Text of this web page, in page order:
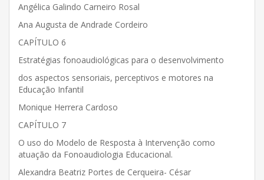
Angélica Galindo Carneiro Rosal
Ana Augusta de Andrade Cordeiro
CAPÍTULO 6
Estratégias fonoaudiológicas para o desenvolvimento
dos aspectos sensoriais, perceptivos e motores na
Educação Infantil
Monique Herrera Cardoso
CAPÍTULO 7
O uso do Modelo de Resposta à Intervenção como
atuação da Fonoaudiologia Educacional.
Alexandra Beatriz Portes de Cerqueira- César